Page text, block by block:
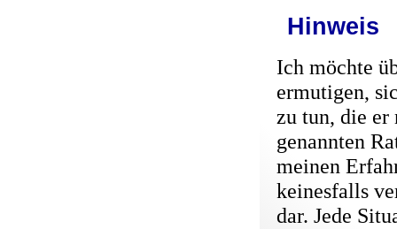
Hinweis
Ich möchte
ermutigen,
zu tun, die
genannten
meinen
keinesfalls
dar. Jede